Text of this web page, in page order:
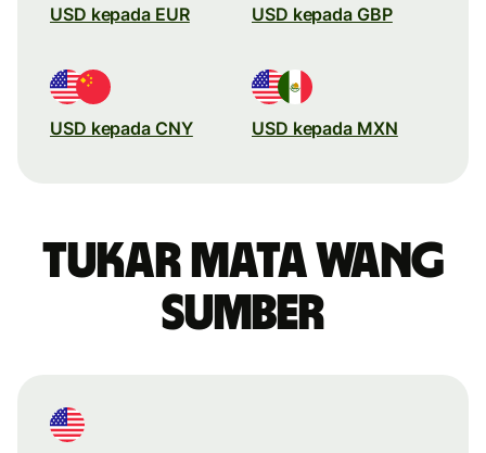
USD kepada EUR USD kepada GBP
USD kepada CNY USD kepada MXN
Tukar mata wang
sumber